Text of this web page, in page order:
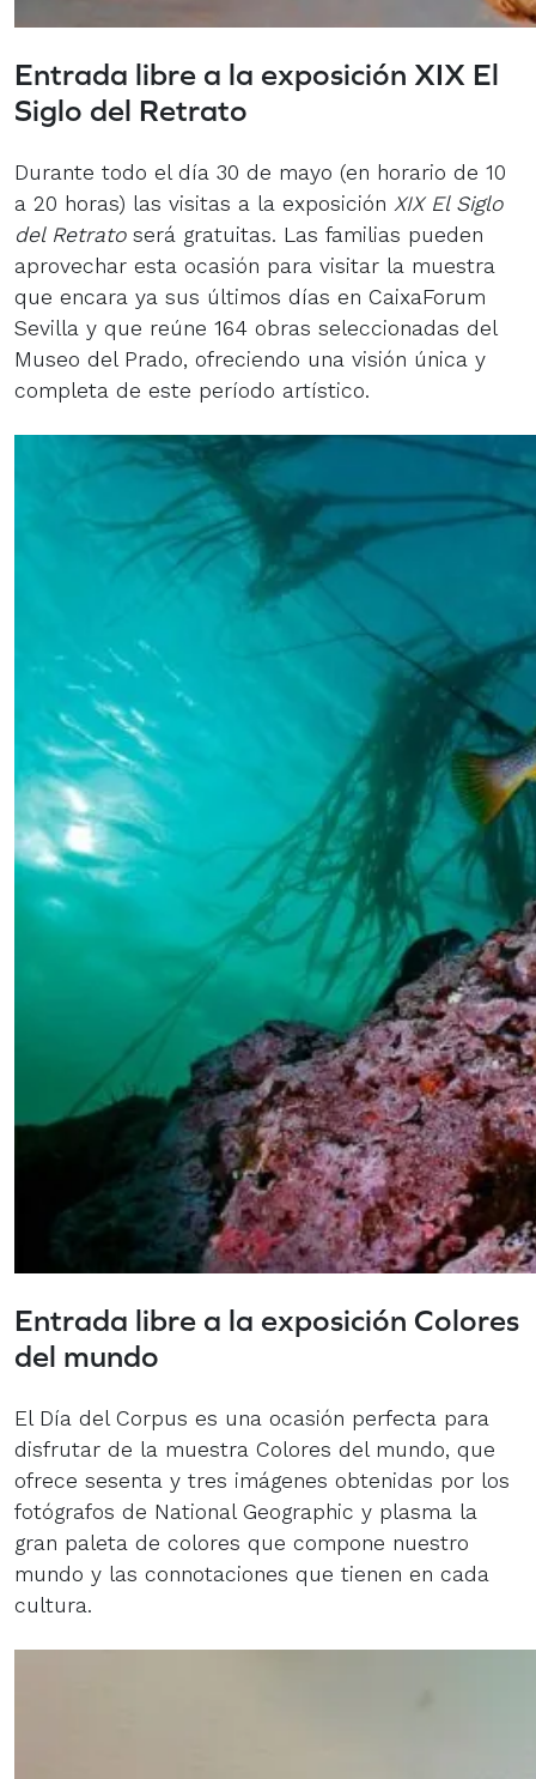
Entrada libre a la exposición XIX El
Siglo del Retrato
Durante todo el día 30 de mayo (en horario de 10
a 20 horas) las visitas a la exposición XIX El Siglo
del Retratoserá gratuitas. Las familias pueden
aprovechar esta ocasión para visitar la muestra
que encara ya sus últimos días en CaixaForum
Sevilla y que reúne 164 obras seleccionadas del
Museo del Prado, ofreciendo una visión única y
completa de este período artístico.
Entrada libre a la exposición Colores
del mundo
El Día del Corpus es una ocasión perfecta para
disfrutar de la muestra Colores del mundo, que
ofrece sesenta y tres imágenes obtenidas por los
fotógrafos de National Geographic y plasma la
gran paleta de colores que compone nuestro
mundo y las connotaciones que tienen en cada
cultura.